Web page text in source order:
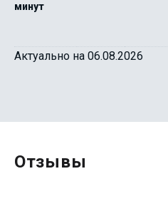
минут
Актуально на 06.08.2026
Отзывы